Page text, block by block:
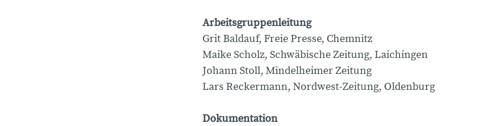
Arbeitsgruppenleitung
Grit Baldauf, Freie Presse, Chemnitz
Maike Scholz, Schwäbische Zeitung, Laichingen
Johann Stoll, Mindelheimer Zeitung
Lars Reckermann, Nordwest-Zeitung, Oldenburg
Dokumentation